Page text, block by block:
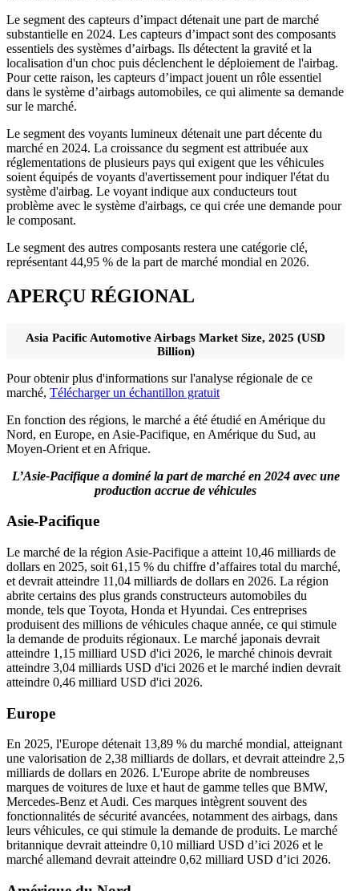
Le segment des capteurs d’impact détenait une part de marché
substantielle en 2024. Les capteurs d’impact sont des composants
essentiels des systèmes d’airbags. Ils détectent la gravité et la
localisation d'un choc puis déclenchent le déploiement de l'airbag.
Pour cette raison, les capteurs d’impact jouent un rôle essentiel
dans le système d’airbags automobiles, ce qui alimente sa demande
sur le marché.
Le segment des voyants lumineux détenait une part décente du
marché en 2024. La croissance du segment est attribuée aux
réglementations de plusieurs pays qui exigent que les véhicules
soient équipés de voyants d'avertissement pour indiquer l'état du
système d'airbag. Le voyant indique aux conducteurs tout
problème avec le système d'airbags, ce qui crée une demande pour
le composant.
Le segment des autres composants restera une catégorie clé,
représentant 44,95 % de la part de marché mondial en 2026.
APERÇU RÉGIONAL
Asia Pacific Automotive Airbags Market Size, 2025 (USD
Billion)
Pour obtenir plus d'informations sur l'analyse régionale de ce
marché, Télécharger un échantillon gratuit
En fonction des régions, le marché a été étudié en Amérique du
Nord, en Europe, en Asie-Pacifique, en Amérique du Sud, au
Moyen-Orient et en Afrique.
L’Asie-Pacifique a dominé la part de marché en 2024 avec une
production accrue de véhicules
Asie-Pacifique
Le marché de la région Asie-Pacifique a atteint 10,46 milliards de
dollars en 2025, soit 61,15 % du chiffre d’affaires total du marché,
et devrait atteindre 11,04 milliards de dollars en 2026. La région
abrite certains des plus grands constructeurs automobiles du
monde, tels que Toyota, Honda et Hyundai. Ces entreprises
produisent des millions de véhicules chaque année, ce qui stimule
la demande de produits régionaux. Le marché japonais devrait
atteindre 1,15 milliard USD d'ici 2026, le marché chinois devrait
atteindre 3,04 milliards USD d'ici 2026 et le marché indien devrait
atteindre 0,46 milliard USD d'ici 2026.
Europe
En 2025, l'Europe détenait 13,89 % du marché mondial, atteignant
une valorisation de 2,38 milliards de dollars, et devrait atteindre 2,5
milliards de dollars en 2026. L'Europe abrite de nombreuses
marques de voitures de luxe et haut de gamme telles que BMW,
Mercedes-Benz et Audi. Ces marques intègrent souvent des
fonctionnalités de sécurité avancées, notamment des airbags, dans
leurs véhicules, ce qui stimule la demande de produits. Le marché
britannique devrait atteindre 0,10 milliard USD d’ici 2026 et le
marché allemand devrait atteindre 0,62 milliard USD d’ici 2026.